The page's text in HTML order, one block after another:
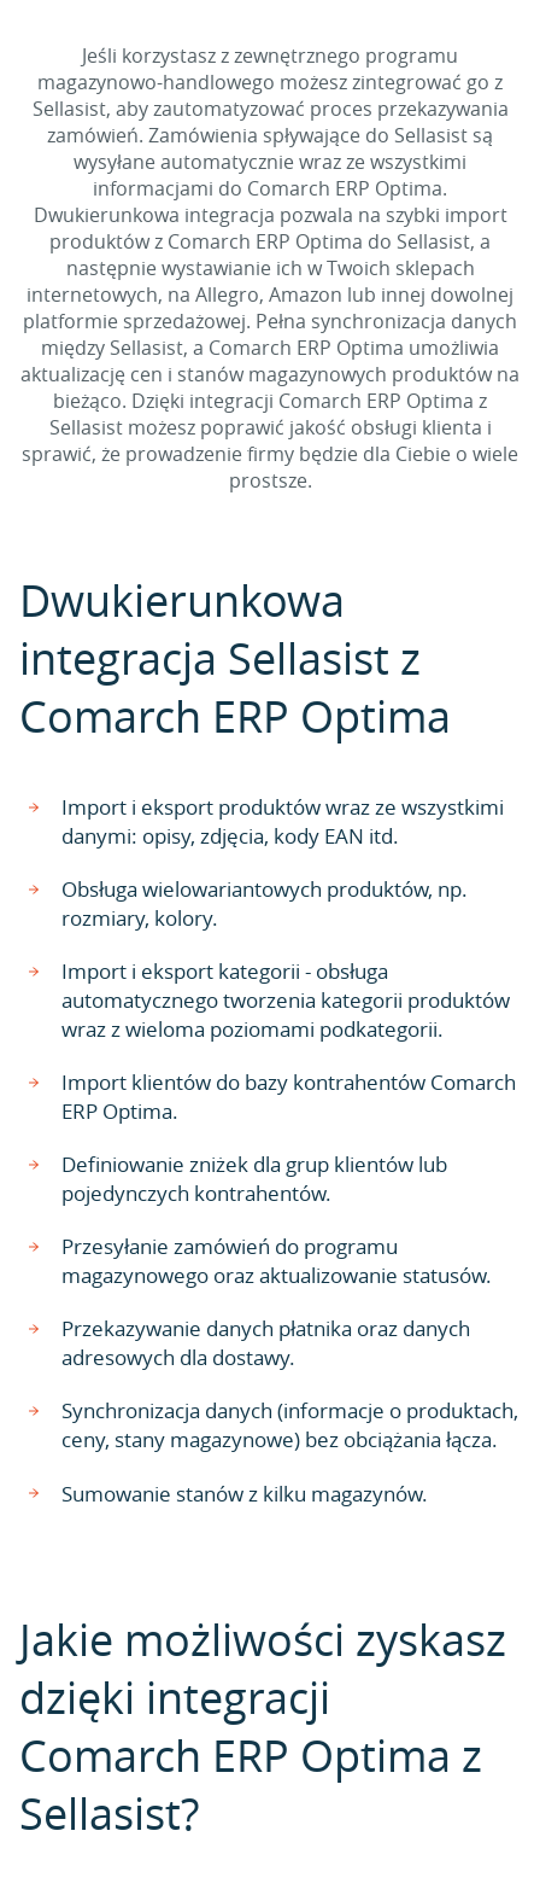
Jeśli korzystasz z zewnętrznego programu
magazynowo-handlowego możesz zintegrować go z
Sellasist, aby zautomatyzować proces przekazywania
zamówień. Zamówienia spływające do Sellasist są
wysyłane automatycznie wraz ze wszystkimi
informacjami do Comarch ERP Optima.
Dwukierunkowa integracja pozwala na szybki import
produktów z Comarch ERP Optima do Sellasist, a
następnie wystawianie ich w Twoich sklepach
internetowych, na Allegro, Amazon lub innej dowolnej
platformie sprzedażowej. Pełna synchronizacja danych
między Sellasist, a Comarch ERP Optima umożliwia
aktualizację cen i stanów magazynowych produktów na
bieżąco. Dzięki integracji Comarch ERP Optima z
Sellasist możesz poprawić jakość obsługi klienta i
sprawić, że prowadzenie firmy będzie dla Ciebie o wiele
prostsze.
Dwukierunkowa
integracja Sellasist z
Comarch ERP Optima
Import i eksport produktów wraz ze wszystkimi
danymi: opisy, zdjęcia, kody EAN itd.
Obsługa wielowariantowych produktów, np.
rozmiary, kolory.
Import i eksport kategorii - obsługa
automatycznego tworzenia kategorii produktów
wraz z wieloma poziomami podkategorii.
Import klientów do bazy kontrahentów Comarch
ERP Optima.
Definiowanie zniżek dla grup klientów lub
pojedynczych kontrahentów.
Przesyłanie zamówień do programu
magazynowego oraz aktualizowanie statusów.
Przekazywanie danych płatnika oraz danych
adresowych dla dostawy.
Synchronizacja danych (informacje o produktach,
ceny, stany magazynowe) bez obciążania łącza.
Sumowanie stanów z kilku magazynów.
Jakie możliwości zyskasz
dzięki integracji
Comarch ERP Optima z
Sellasist?